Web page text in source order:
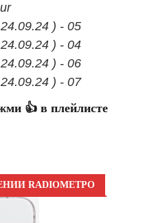
) - 05
) - 04
) - 06
) - 07
👍 в плейлисте
RADIOМЕТРО